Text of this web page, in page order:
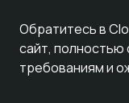
Обратитесь в
сайт,
требованиям и